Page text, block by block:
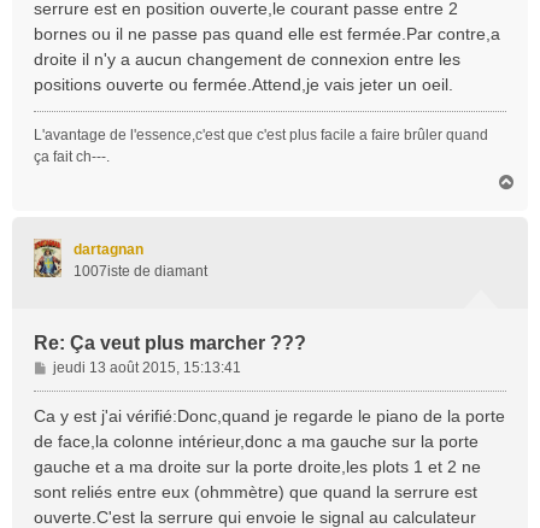
a
g
e
serrure est en position ouverte,le courant passe entre 2
bornes ou il ne passe pas quand elle est fermée.Par contre,a
droite il n'y a aucun changement de connexion entre les
positions ouverte ou fermée.Attend,je vais jeter un oeil.
L'avantage de l'essence,c'est que c'est plus facile a faire brûler quand
ça fait ch---.
dartagnan
1007iste de diamant
Re: Ça veut plus marcher ???
M
e
a
g
e
jeudi 13 août 2015, 15:13:41
Ca y est j'ai vérifié:Donc,quand je regarde le piano de la porte
de face,la colonne intérieur,donc a ma gauche sur la porte
gauche et a ma droite sur la porte droite,les plots 1 et 2 ne
sont reliés entre eux (ohmmètre) que quand la serrure est
ouverte.C'est la serrure qui envoie le signal au calculateur